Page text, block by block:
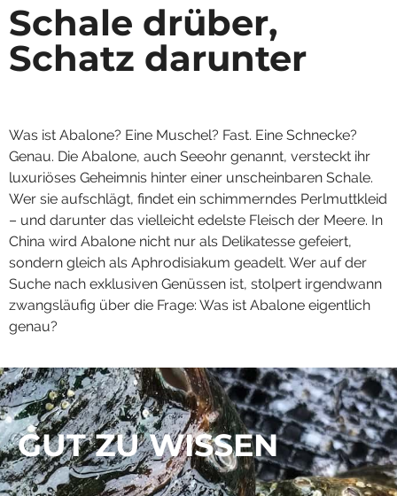
Schale drüber,
Schatz darunter
Was ist Abalone? Eine Muschel? Fast. Eine Schnecke?
Genau. Die Abalone, auch Seeohr genannt, versteckt ihr
luxuriöses Geheimnis hinter einer unscheinbaren Schale.
Wer sie aufschlägt, findet ein schimmerndes Perlmuttkleid
– und darunter das vielleicht edelste Fleisch der Meere. In
China wird Abalone nicht nur als Delikatesse gefeiert,
sondern gleich als Aphrodisiakum geadelt. Wer auf der
Suche nach exklusiven Genüssen ist, stolpert irgendwann
zwangsläufig über die Frage: Was ist Abalone eigentlich
genau?
GUT ZU WISSEN